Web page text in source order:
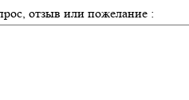
отзыв или пожелание :